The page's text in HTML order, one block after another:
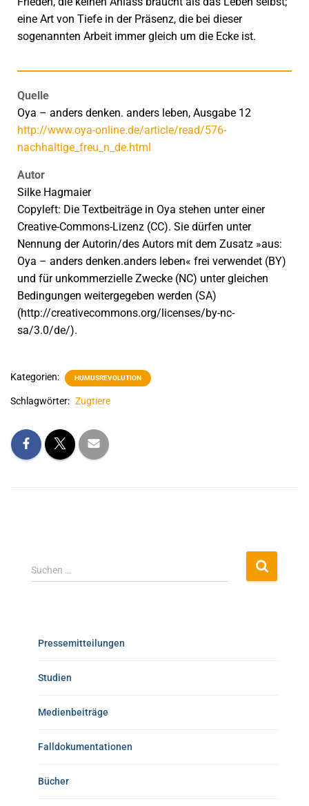
eine Art von Tiefe in der Präsenz, die bei dieser
sogenannten Arbeit immer gleich um die Ecke ist.
Quelle
Oya – anders denken. anders leben, Ausgabe 12
http://www.oya-online.de/article/read/576-
nachhaltige_freu_n_de.html
Autor
Silke Hagmaier
Copyleft: Die Textbeiträge in Oya stehen unter einer
Creative-Commons-Lizenz (CC). Sie dürfen unter
Nennung der Autorin/des Autors mit dem Zusatz »aus:
Oya – anders denken.anders leben« frei verwendet (BY)
und für unkommerzielle Zwecke (NC) unter gleichen
Bedingungen weitergegeben werden (SA)
(http://creativecommons.org/licenses/by-nc-
sa/3.0/de/).
Kategorien: HUMUSREVOLUTION
Schlagwörter: Zugtiere
Suchen …
Pressemitteilungen
Studien
Medienbeiträge
Falldokumentationen
Bücher